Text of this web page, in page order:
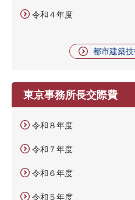
令和４年度
都市建築
東京事務所長交際費
令和８年度
令和７年度
令和６年度
令和５年度